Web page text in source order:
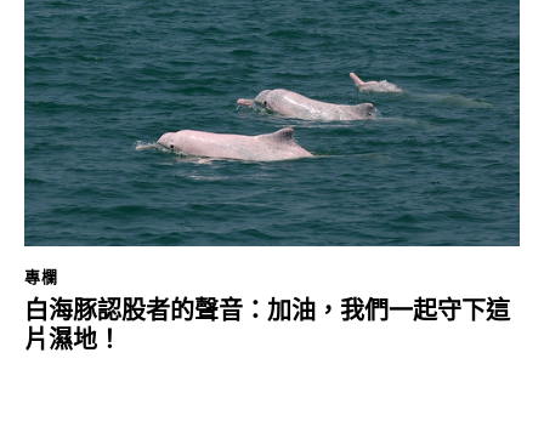
專欄
白海豚認股者的聲音：加油，我們一起守下這
片濕地！